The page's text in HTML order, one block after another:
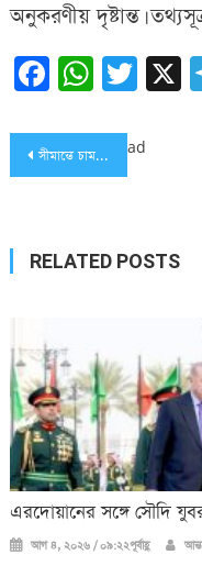
অনুকরণীয় দৃষ্টান্ত।
Facebook
Post
সীমান্তে চামড়া চোরাচালান ঠেকাতে কুমিল্লা সীমান্তে বিজিবির বাড়তি সতর্কতা ad
RELATED POSTS
এরদোয়ানের সঙ্গে সৌদি
আগ ৪, ২০২৬ / ০৯:২২পূর্বাহ্ণ